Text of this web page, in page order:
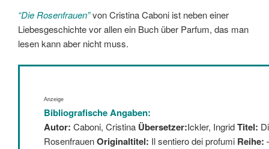
“Die Rosenfrauen”von Cristina Caboni ist neben einer
Liebesgeschichte vor allen ein Buch über Parfum, das man
lesen kann aber nicht muss.
Anzeige
Bibliografische Angaben:
Autor: Caboni, Cristina Übersetzer:Ickler, IngridTitel:
RosenfrauenOriginaltitel: Il sentiero dei profumi Reihe: